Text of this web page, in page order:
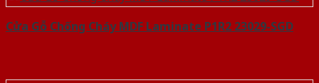
Cửa Gỗ Chống Cháy MDF Laminate P1R2 23029-SGD